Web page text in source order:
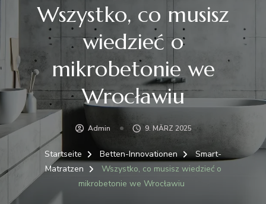
Wszystko, co musisz
wiedzieć o
mikrobetonie we
Wrocławiu
Admin 9. MÄRZ 2025
Startseite Betten-Innovationen
Smart-
Matratzen
Wszystko, co musisz wiedzieć o
mikrobetonie we Wrocławiu